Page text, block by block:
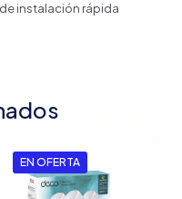
de instalación rápida
EN OFERTA